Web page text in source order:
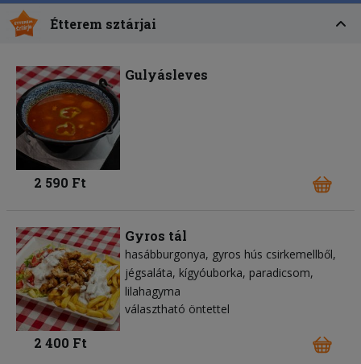
Étterem sztárjai
Gulyásleves
2 590 Ft
Gyros tál
hasábburgonya gyros hús csirkemellből
jégsaláta kígyóuborka paradicsom
lilahagyma
választható öntettel
2 400 Ft